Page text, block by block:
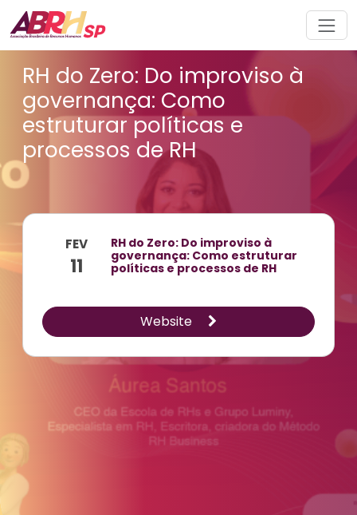
Navegação principal
RH do Zero: Do improviso à
governança: Como
estruturar políticas e
processos de RH
FEV
11
RH do Zero: Do improviso à
governança: Como estruturar
políticas e processos de RH
Website